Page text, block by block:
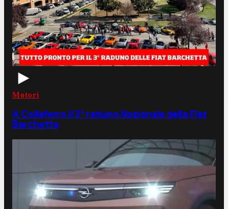
Motori
A Colleferro il 3° raduno Nazionale della Fiat
Barchetta